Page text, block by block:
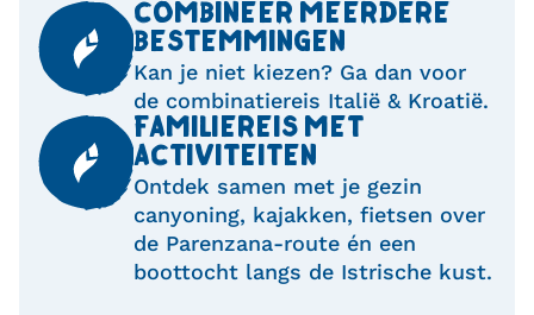
COMBINEER MEERDERE
BESTEMMINGEN
Kan je niet kiezen? Ga dan voor
de combinatiereis Italië & Kroatië.
FAMILIEREIS MET
ACTIVITEITEN
Ontdek samen met je gezin
canyoning, kajakken, fietsen over
de Parenzana-route én een
boottocht langs de Istrische kust.